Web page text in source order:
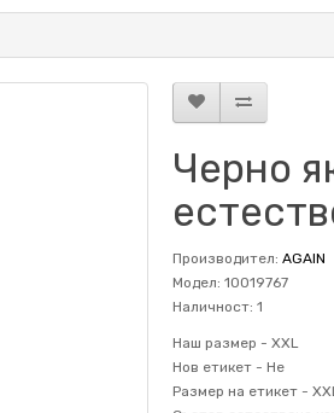
Черно
Производител: AGAIN
Модел: 10019767
Наличност: 1
Наш размер - XXL
Нов етикет - Не
Размер на етикет -